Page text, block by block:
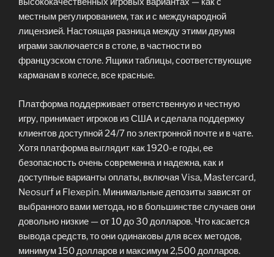
местным регулированием, так и с международной
лицензией. Настоящая разница между этими двумя
играми заключается в столе, в частности во
французском столе. Ящики таблицы, соответствующие
карманам в колесе, все красные.
Платформа поддерживает ответственную и честную
игру, принимает игроков из США и сделала поддержку
клиентов доступной 24/7 по электронной почте и в чате.
Хотя платформа выглядит как 1920-е годы, ее
безопасность очень современна и надежна, как и
доступные варианты оплаты, включая Visa, Mastercard,
Neosurf и Flexepin. Минимальные депозиты зависят от
выбранного вами метода, но в большинстве случаев они
довольно низкие — от 10 до 30 долларов. Что касается
вывода средств, то они одинаковы для всех методов,
минимум 150 долларов и максимум 2,500 долларов.